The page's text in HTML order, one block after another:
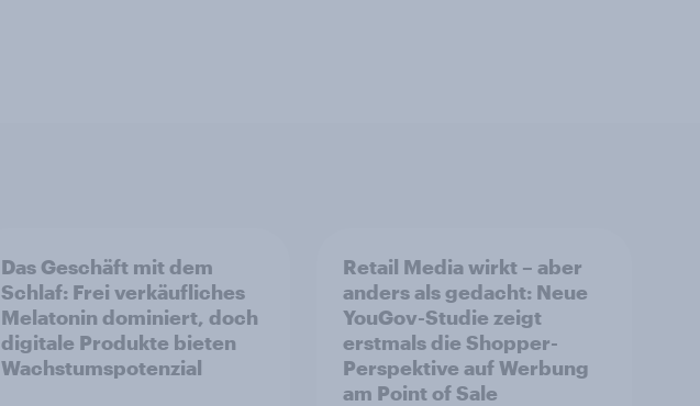
Das Geschäft mit dem
Schlaf: Frei verkäufliches
Melatonin dominiert, doch
digitale Produkte bieten
Wachstumspotenzial
Retail Media wirkt – aber
anders als gedacht: Neue
YouGov-Studie zeigt
erstmals die Shopper-
Perspektive auf Werbung
am Point of Sale